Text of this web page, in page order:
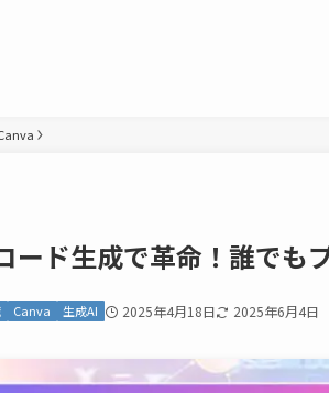
ード生成で革命！誰でも
Canva 生成AI 2025年4月18日 2025年6月4日